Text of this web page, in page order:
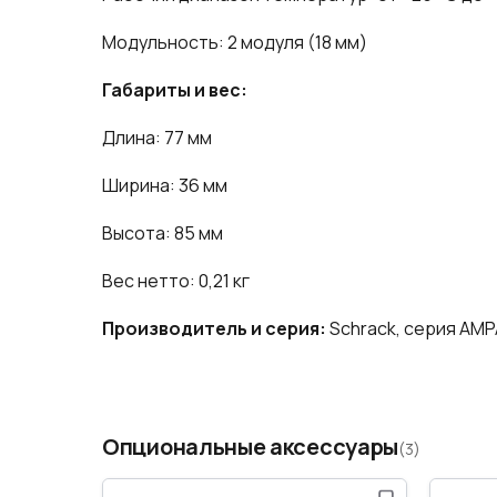
Модульность: 2 модуля (18 мм)
Габариты и вес:
Длина: 77 мм
Ширина: 36 мм
Высота: 85 мм
Вес нетто: 0,21 кг
Производитель и серия: Schrack, серия
Опциональные аксессуары(3)